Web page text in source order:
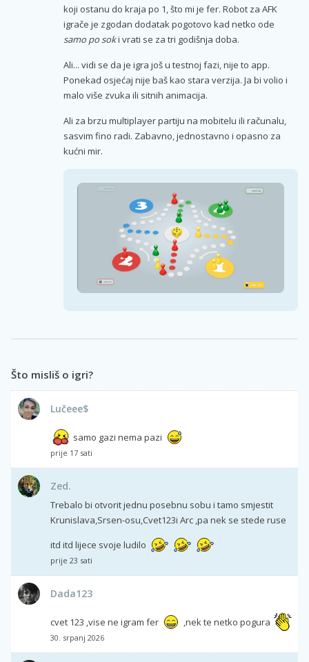
koji ostanu do kraja po 1, što mi je fer. Robot za AFK
igrače je zgodan dodatak pogotovo kad netko ode
samo po soki vrati se za tri godišnja doba.
Ali... vidi se da je igra još u testnoj fazi, nije to app.
Ponekad osjećaj nije baš kao stara verzija. Ja bi volio i
malo više zvuka ili sitnih animacija.
Ali za brzu multiplayer partiju na mobitelu ili računalu,
sasvim fino radi. Zabavno, jednostavno i opasno za
kućni mir.
Što misliš o igri?
Lučeee$
samo gazi nema pazi
prije 17 sati
Zed.
Trebalo bi otvorit jednu posebnu sobu i tamo smjestit
Krunislava,Srsen-osu,Cvet123i Arc ,pa nek se stede ruse
itd itd lijece svoje ludilo
prije 23 sati
Dada123
cvet 123 ,vise ne igram fer ,nek te netko pogura
30. srpanj 2026